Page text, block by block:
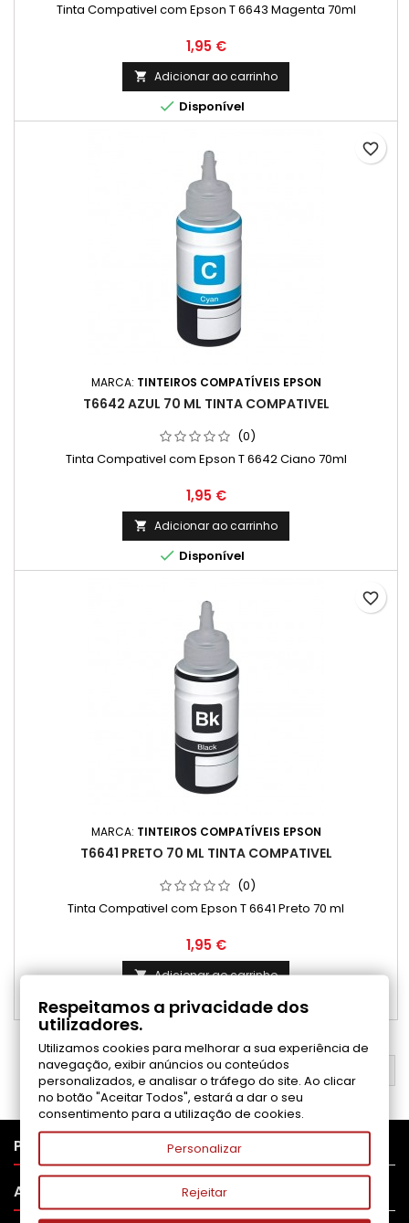
Tinta Compativel com Epson T 6643 Magenta 70ml
Preço
1,95 €
 Adicionar ao carrinho
 Disponível
MARCA: TINTEIROS COMPATÍVEIS EPSON
T6642 AZUL 70 ML TINTA COMPATIVEL
(0)
Tinta Compativel com Epson T 6642 Ciano 70ml
Preço
1,95 €
 Adicionar ao carrinho
 Disponível
favorite_border
MARCA: TINTEIROS COMPATÍVEIS EPSON
T6641 PRETO 70 ML TINTA COMPATIVEL
(0)
Tinta Compativel com Epson T 6641 Preto 70 ml
Preço
1,95 €
 Adicionar ao carrinho
Disponível
favorite_border
VOLTAR AO TOPO
PRODUTOS
APOIO AO CLIENTE
Respeitamos a privacidade dos
utilizadores.
Utilizamos cookies para melhorar a sua experiência de
navegação, exibir anúncios ou conteúdos
personalizados, e analisar o tráfego do site. Ao clicar
no botão "Aceitar Todos", estará a dar o seu
consentimento para a utilização de cookies.
Personalizar
Rejeitar